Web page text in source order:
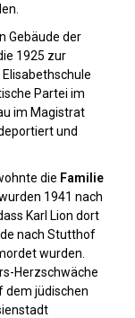
Gebäude der
1925 zur
Partei im
im Magistrat
und
die Familie
1941 nach
Karl Lion dort
nach Stutthof
wurden.
Herzschwäche
dem jüdischen